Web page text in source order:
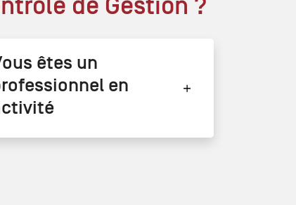
de Gestion ?
êtes un
en